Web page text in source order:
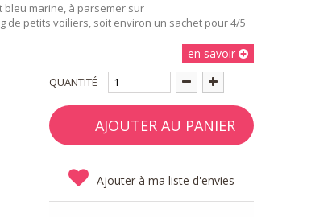
bleu marine, à parsemer sur
de petits voiliers, soit environ un sachet pour 4/5
en savoir
QUANTITÉ
AJOUTER AU PANIER
Ajouter à ma liste d'envies